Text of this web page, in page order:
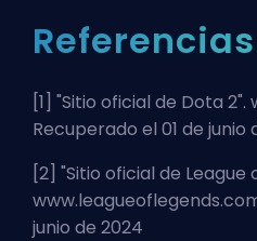
Referencias
[1] "Sitio oficial de Dota 2".
Recuperado el 01 de junio
[2] "Sitio oficial de League
junio de 2024